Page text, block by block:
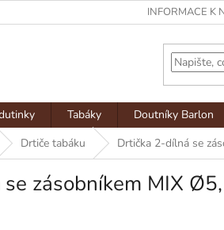
INFORMACE K
Tabáky Doutníky Barlon
Drtiče tabáku Drtička 2-dílná se
zásobníkem MIX